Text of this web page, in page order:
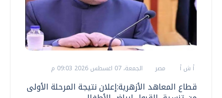
أ ش أ مصر الجمعة، 07 اغسطس 2026 09:03 م
قطاع المعاهد الأزهرية:إعلان نتيجة المرحلة الأولى